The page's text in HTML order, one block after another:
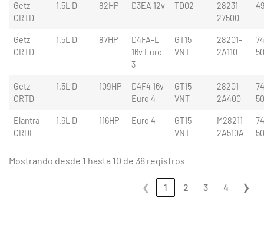
Getz
CRTD
1.5L D 82HP D3EA 12v TD02
28231-
27500
Getz
CRTD
1.5L D 87HP
D4FA-L
16v Euro
3
GT15
VNT
28201-
2A110
Getz
CRTD
1.5L D 109HP
D4F4 16v
Euro 4
GT15
VNT
28201-
2A400
Elantra
CRDi
1.6L D 116HP Euro 4
GT15
VNT
M28211-
2A510A
Mostrando desde 1 hasta 10 de 38 registros
❮ 1 2 3 4 ❯